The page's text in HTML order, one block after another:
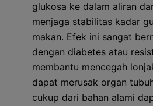
glukosa ke dalam aliran
menjaga stabilitas kadar
makan. Efek ini sangat
dengan diabetes atau
membantu mencegah
dapat merusak organ
cukup dari bahan alami